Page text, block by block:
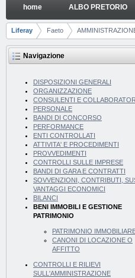
BENI IMMOBILI E
Navigazione
home ALBO PRETORIO
Breadcrumb
Liferay Faeto
Navigazione
DISPOSIZIONI GENERALI
ORGANIZZAZIONE
CONSULENTI E COLLABORATORI
PERSONALE
BANDI DI CONCORSO
PERFORMANCE
ENTI CONTROLLATI
ATTIVITA' E PROCEDIMENTI
PROVVEDIMENTI
CONTROLLI SULLE IMPRESE
BANDI DI GARA E CONTRATTI
SOVVENZIONI, CONTRIBUTI,
VANTAGGI ECONOMICI
BILANCI
BENI IMMOBILI E GESTIONE
PATRIMONIO
PATRIMONIO
CANONI DI LOCAZIONE O
AFFITTO
CONTROLLI E RILIEVI
SULL'AMMINISTRAZIONE